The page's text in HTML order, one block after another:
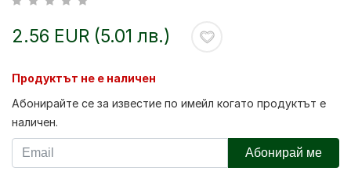
2.56 EUR (5.01 лв.)
Продуктът не е наличен
Абонирайте се за известие по имейл когато продуктът е
наличен.
Абонирай ме